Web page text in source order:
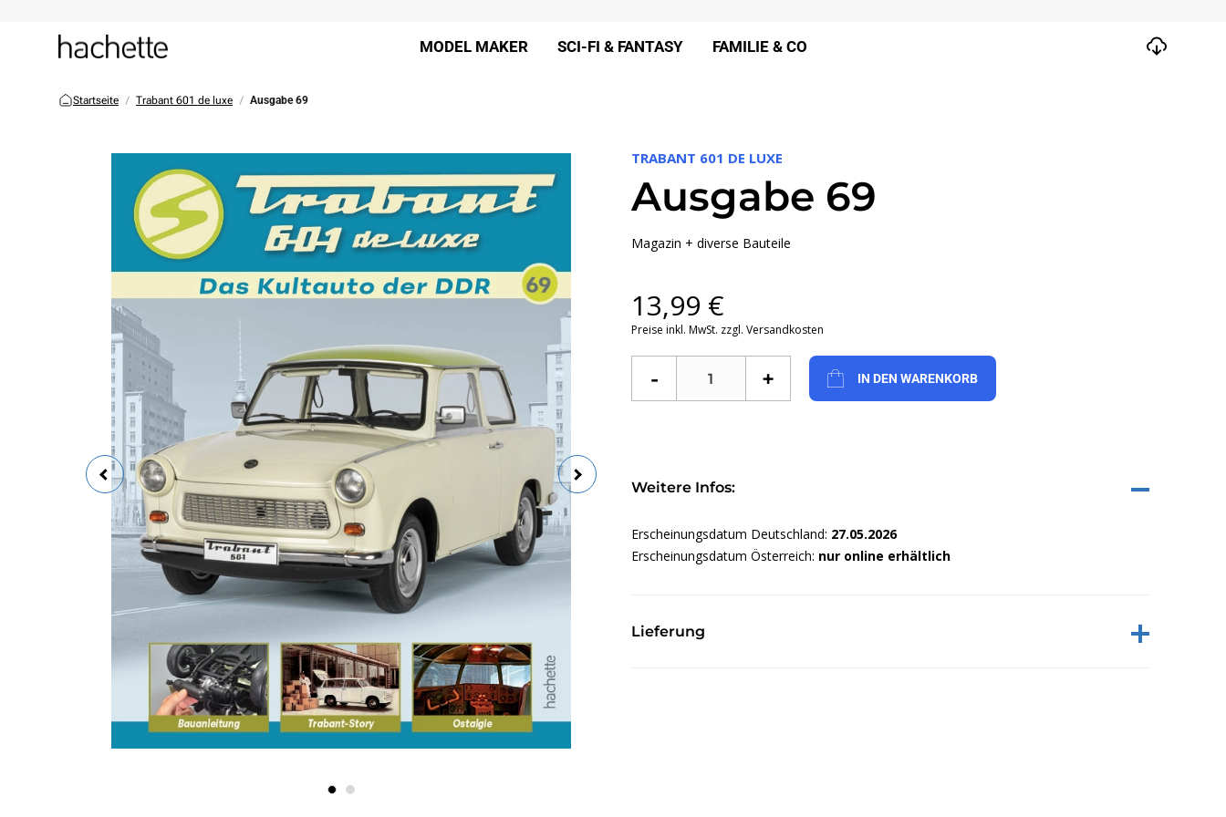
MODEL MAKER SCI-FI & FANTASY FAMILIE & CO
Startseite Trabant 601 de luxe Ausgabe 69
TRABANT 601 DE LUXE
Ausgabe 69
Magazin + diverse Bauteile
13,99 €
Preise inkl. MwSt. zzgl. Versandkosten
- + IN DEN WARENKORB
Weitere Infos:
Erscheinungsdatum Deutschland: 27.05.2026
Erscheinungsdatum Österreich: nur online erhältlich
Lieferung